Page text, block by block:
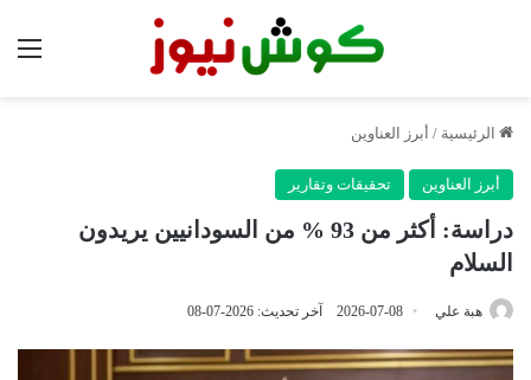
الرئيسية / أبرز العناوين
أبرز العناوين تحقيقات وتقارير
دراسة: أكثر من 93 % من السودانيين يريدون
السلام
هبة علي 2026-07-08 آخر تحديث: 2026-07-08